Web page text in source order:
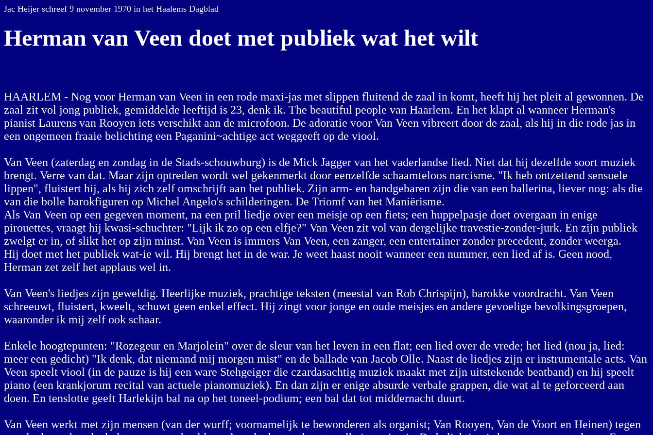
Jac Heijer schreef 9 november 1970 in het Haalems Dagblad
Herman van Veen doet met publiek wat het wilt
HAARLEM - Nog voor Herman van Veen in een rode maxi-jas met slippen fluitend de zaal in komt, heeft hij het pleit al gewonnen. De
zaal zit vol jong publiek, gemiddelde leeftijd is 23, denk ik. The beautiful people van Haarlem. En het klapt al wanneer Herman's
pianist Laurens van Rooyen iets verschikt aan de microfoon. De adoratie voor Van Veen vibreert door de zaal, als hij in die rode jas in
een ongemeen fraaie belichting een Paganini~achtige act weggeeft op de viool.
Van Veen (zaterdag en zondag in de Stads-schouwburg) is de Mick Jagger van het vaderlandse lied. Niet dat hij dezelfde soort muziek
brengt. Verre van dat. Maar zijn optreden wordt wel gekenmerkt door eenzelfde schaamteloos narcisme. "Ik heb ontzettend sensuele
lippen", fluistert hij, als hij zich zelf omschrijft aan het publiek. Zijn arm- en handgebaren zijn die van een ballerina, liever nog: als die
van die bolle barokfiguren op Michel Angelo's schilderingen. De Triomf van het Maniërisme.
Als Van Veen op een gegeven moment, na een pril liedje over een meisje op een fiets; een huppelpasje doet overgaan in enige
pirouettes, vraagt hij kwasi-schuchter: "Lijk ik zo op een elfje?" Van Veen zit vol van dergelijke travestie-zonder-jurk. En zijn publiek
zwelgt er in, of slikt het op zijn minst. Van Veen is immers Van Veen, een zanger, een entertainer zonder precedent, zonder weerga.
Hij doet met het publiek wat-ie wil. Hij brengt het in de war. Je weet haast nooit wanneer een nummer, een lied af is. Geen nood,
Herman zet zelf het applaus wel in.
Van Veen's liedjes zijn geweldig. Heerlijke muziek, prachtige teksten (meestal van Rob Chrispijn), barokke voordracht. Van Veen
schreeuwt, fluistert, kweelt, schuwt geen enkel effect. Hij zingt voor jonge en oude meisjes en andere gevoelige bevolkingsgroepen,
waaronder ik mij zelf ook schaar.
Enkele hoogtepunten: "Rozegeur en Marjolein" over de sleur van het leven in een flat; een lied over de vrede; het lied (nou ja, lied:
meer een gedicht) "Ik denk, dat niemand mij morgen mist" en de ballade van Jacob Olle. Naast de liedjes zijn er instrumentale acts. Van
Veen speelt viool (in de pauze is hij een ware Stehgeiger die czardasachtig muziek maakt met zijn uitstekende beatband) en hij speelt
piano (een krankjorum recital van actuele pianomuziek). En dan zijn er enige absurde verbale grappen, die wat al te geforceerd aan
doen. En tenslotte geeft Harlekijn bal na op het toneel-podium; een bal dat tot middernacht duurt.
Van Veen werkt met zijn mensen (van der wurff; voornamelijk te bewonderen als organist; Van Rooyen, Van de Voort en Heinen) tegen